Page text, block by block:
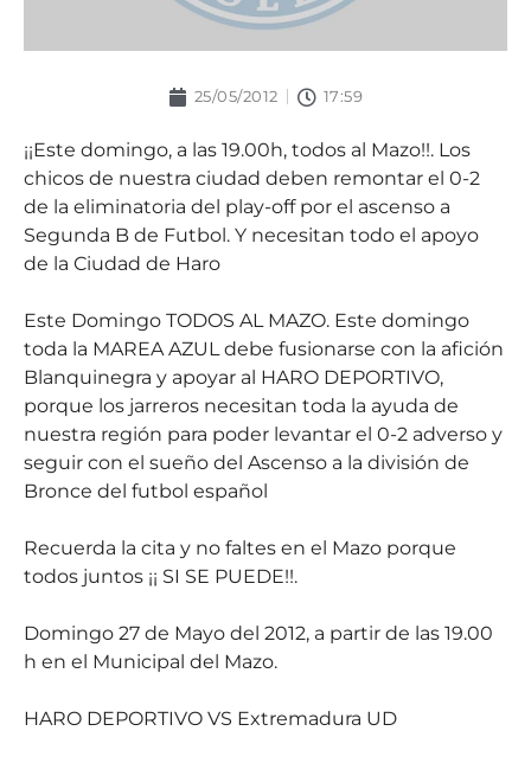
25/05/2012 17:59
¡¡Este domingo, a las 19.00h, todos al Mazo!!. Los
chicos de nuestra ciudad deben remontar el 0-2
de la eliminatoria del play-off por el ascenso a
Segunda B de Futbol. Y necesitan todo el apoyo
de la Ciudad de Haro
Este Domingo TODOS AL MAZO. Este domingo
toda la MAREA AZUL debe fusionarse con la afición
Blanquinegra y apoyar al HARO DEPORTIVO,
porque los jarreros necesitan toda la ayuda de
nuestra región para poder levantar el 0-2 adverso y
seguir con el sueño del Ascenso a la división de
Bronce del futbol español
Recuerda la cita y no faltes en el Mazo porque
todos juntos ¡¡ SI SE PUEDE!!.
Domingo 27 de Mayo del 2012, a partir de las 19.00
h en el Municipal del Mazo.
HARO DEPORTIVO VS Extremadura UD